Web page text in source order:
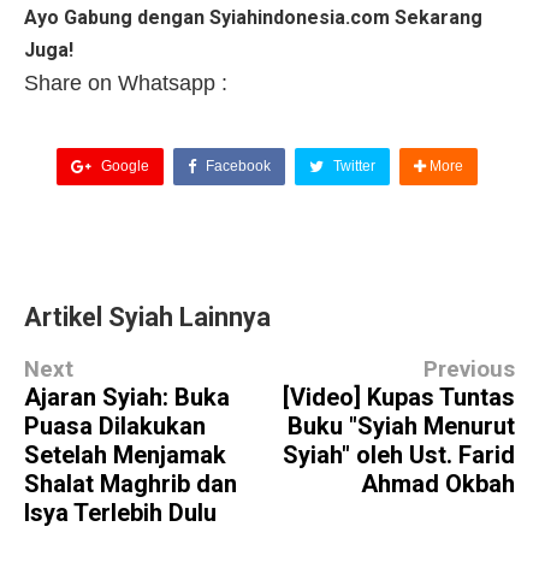
Ayo Gabung dengan Syiahindonesia.com Sekarang
Juga!
Share on Whatsapp :
Google Facebook Twitter More
Artikel Syiah Lainnya
Next
Ajaran Syiah: Buka
Puasa Dilakukan
Setelah Menjamak
Shalat Maghrib dan
Isya Terlebih Dulu
Previous
[Video] Kupas Tuntas
Buku "Syiah Menurut
Syiah" oleh Ust. Farid
Ahmad Okbah